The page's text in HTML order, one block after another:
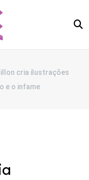
cria ilustrações
e o infame